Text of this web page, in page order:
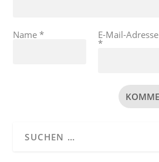
Name* E-Mail-Adresse
*